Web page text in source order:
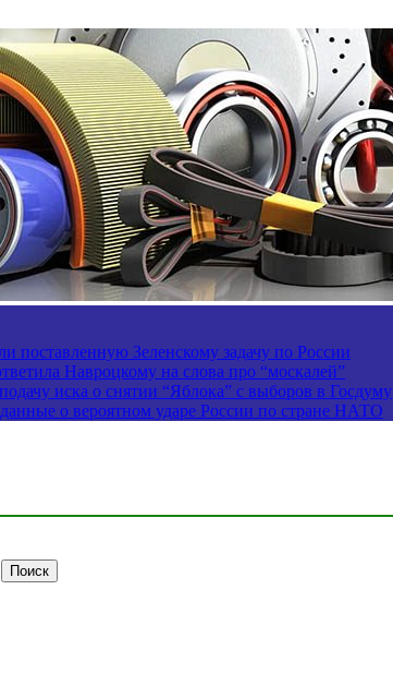
поставленную Зеленскому задачу по России
Навроцкому на слова про “москалей”
иска о снятии “Яблока” с выборов в Госдуму
о вероятном ударе России по стране НАТО